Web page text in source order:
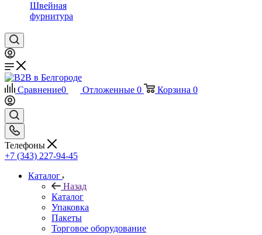
Швейная
фурнитура
Сравнение0 Отложенные 0 Корзина 0
Телефоны
+7 (343) 227-94-45
Каталог
Назад
Каталог
Упаковка
Пакеты
Торговое оборудование